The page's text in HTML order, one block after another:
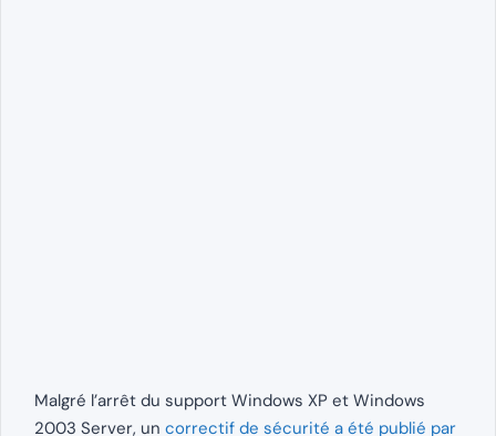
Malgré l’arrêt du support Windows XP et Windows
2003 Server, un correctif de sécurité a été publié par